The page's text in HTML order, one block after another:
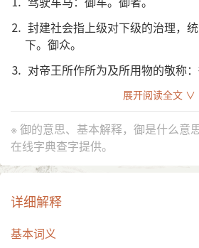
⒉ 封建社会指上级对下级的治理，统
下。御众。
⒊ 对帝王所作所为及所用物的敬称：
⒋ 抵挡：防御。御敌。御寒。
异体字
䘘 䢩 衘
馭
汉英互译
drive、imperial、keep out、resist
展开阅读全文 ∨
※ 御的意思、基本解释，御是什么意
在线字典查字提供。
详细解释
基本词义